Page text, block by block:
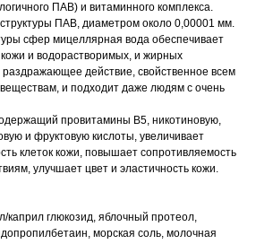
ПАВ) и витаминного комплекса.
ПАВ, диаметром около 0,00001 мм.
сфер мицеллярная вода обеспечивает
и водорастворимых, и жирных
действие, свойственное всем
и подходит даже людям с очень
провитамины В5, никотиновую,
и фруктовую кислоты, увеличивает
клеток кожи, повышает сопротивляемость
улучшает цвет и эластичность кожи.
каприл глюкозид, яблочный протеол,
морская соль, молочная